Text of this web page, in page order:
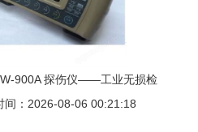
900A 探伤仪——工业无损检
测的智能之选
间：2026-08-06 00:21:18